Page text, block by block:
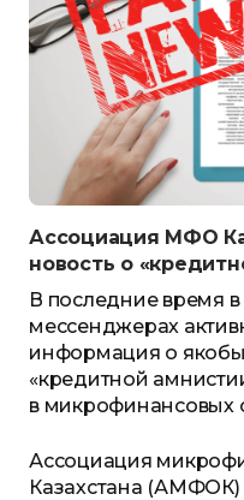
Ассоциация МФО
новость о
В последние время в
мессенджерах
информация о
«кредитной
в микрофинансовых
Ассоциация
Казахстана